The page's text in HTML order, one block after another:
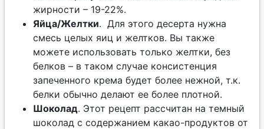
жирности – 19-22%.
Яйца/Желтки. Для этого десерта нужна
смесь целых яиц и желтков. Вы также
можете использовать только желтки, без
белков – в таком случае консистенция
запеченного крема будет более нежной, т.к.
белки обычно делают ее более плотной.
Шоколад. Этот рецепт рассчитан на темный
шоколад с содержанием какао-продуктов от